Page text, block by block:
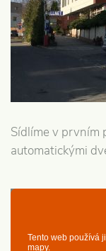
Sídlíme v prvním
automatickými